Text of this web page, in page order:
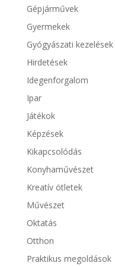
Gépjárművek
Gyermekek
Gyógyászati kezelések
Hirdetések
Idegenforgalom
Ipar
Játékok
Képzések
Kikapcsolódás
Konyhaművészet
Kreatív ötletek
Művészet
Oktatás
Otthon
Praktikus megoldások